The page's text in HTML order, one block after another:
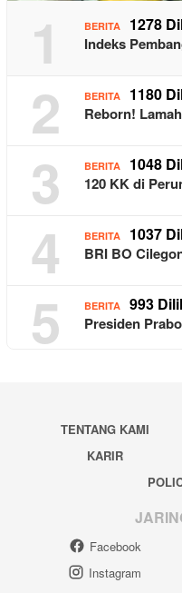
1 BERITA 1278
Indeks
2 BERITA 1180
Reborn!
3 BERITA 1048
120 KK di
4 BERITA 1037
BRI BO
5 BERITA 993
Presiden
TENTANG KAMI
KARIR
Facebook
Instagram